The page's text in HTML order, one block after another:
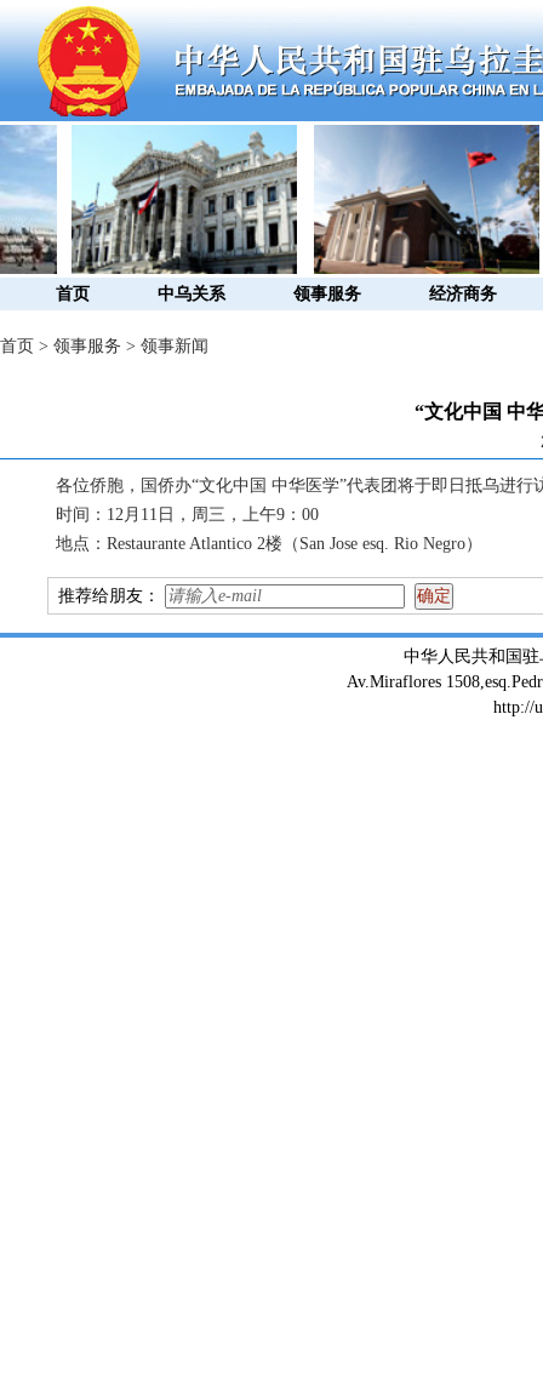
首页 中乌关系 领事服务 经济商务
首页 > 领事服务 > 领事新闻
“文化中国 中
各位侨胞，国侨办“文化中国 中华医学”代表团将于即日抵乌进
时间：12月11日，周三，上午9：00
地点：Restaurante Atlantico 2楼（San Jose esq. Rio Negro）
推荐给朋友：
中华人民共和国
Av.Miraflores
http://